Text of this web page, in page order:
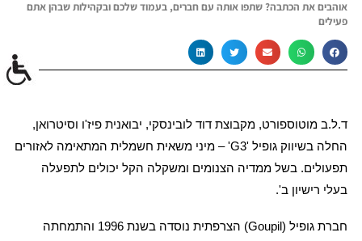
אוהבים את הכתבה? שתפו אותה עם חברים, בעמוד שלכם ובקהילות שבהן אתם
פעילים
ד.ל.ב מוטוספורט, מקבוצת דוד לובינסקי, יבואנית פיז'ו וסיטרואן,
החלה בשיווק גופיל 'G3' – מיני משאית חשמלית המתאימה לאזורים
תפעולים. בשל ממדיה הצנומים ומשקלה הקל יכולים לתפעלה
בעלי רישיון ב'.
חברת גופיל (Goupil
) הצרפתית נוסדה בשנת 1996 והתמחתה